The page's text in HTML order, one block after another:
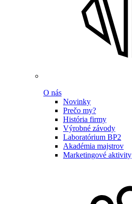
O nás
Novinky
Prečo my?
História firmy
Výrobné závody
Laboratórium BP2
Akadémia majstrov
Marketingové aktivity